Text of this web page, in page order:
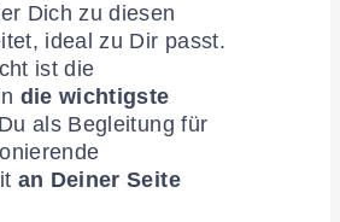
Dich zu diesen
ideal zu Dir passt.
ist die
die wichtigste
als Begleitung für
an Deiner Seite